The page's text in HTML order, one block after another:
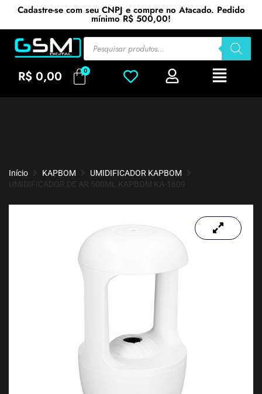
Cadastre-se com seu CNPJ e compre no Atacado. Pedido
mínimo R$ 500,00!
R$ 0,00
Início KAPBOM
UMIDIFICADOR KAPBOM
UMIDIFICADOR DE AR 500ML KAPBOM KA-1609